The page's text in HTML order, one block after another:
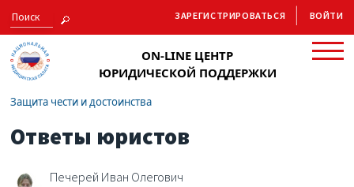
ON-LINE ЦЕНТР
ЮРИДИЧЕСКОЙ ПОДДЕРЖКИ
ЗАРЕГИСТРИРОВАТЬСЯ ВОЙТИ
Защита чести и достоинства
Ответы юристов
Печерей Иван Олегович